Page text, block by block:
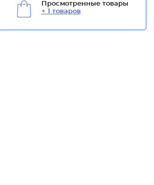
Просмотренные товары
+ 1 товаров